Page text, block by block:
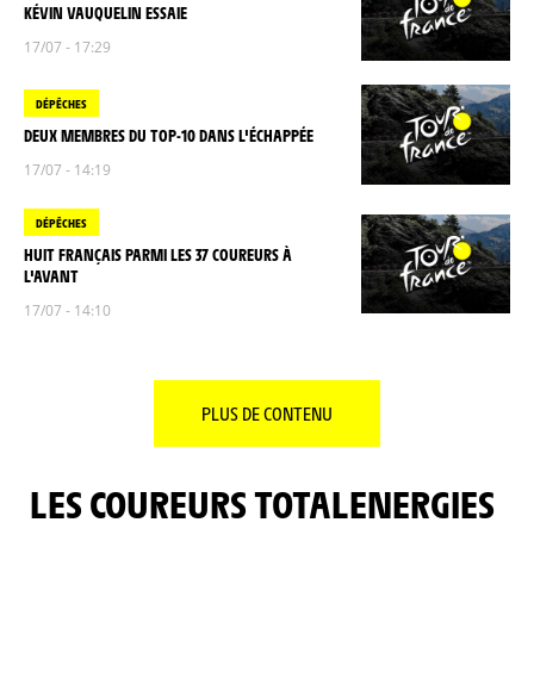
KÉVIN VAUQUELIN ESSAIE
17/07 - 17:29
DÉPÊCHES
DEUX MEMBRES DU TOP-10 DANS L'ÉCHAPPÉE
17/07 - 14:19
DÉPÊCHES
HUIT FRANÇAIS PARMI LES 37 COUREURS À
L'AVANT
17/07 - 14:10
PLUS DE CONTENU
LES COUREURS TOTALENERGIES